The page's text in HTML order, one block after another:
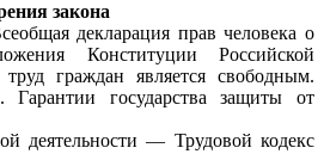
закона
декларация прав человека о
Конституции Российской
граждан является свободным.
Гарантии государства защиты от
деятельности — Трудовой кодекс